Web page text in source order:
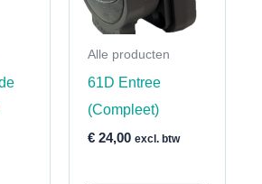
Alle producten
61D Entree
(Compleet)
€24,00 excl. btw